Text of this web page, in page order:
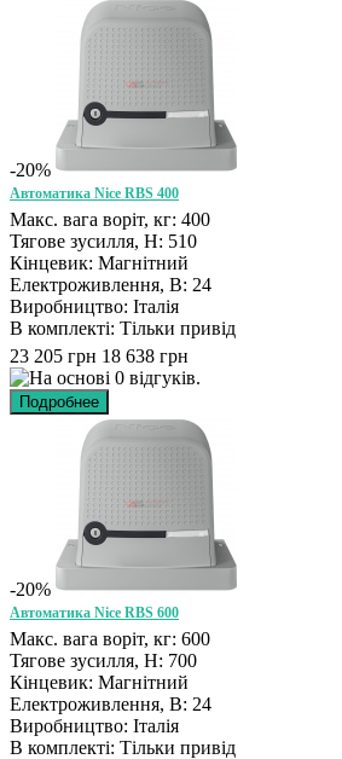
-20%
Автоматика Nice RBS 400
Макс. вага воріт, кг: 400
Тягове зусилля, Н: 510
Кінцевик: Магнітний
Електроживлення, В: 24
Виробництво: Італія
В комплекті: Тільки привід
23 205 грн 18 638 грн
-20%
Автоматика Nice RBS 600
Макс. вага воріт, кг: 600
Тягове зусилля, Н: 700
Кінцевик: Магнітний
Електроживлення, В: 24
Виробництво: Італія
В комплекті: Тільки привід